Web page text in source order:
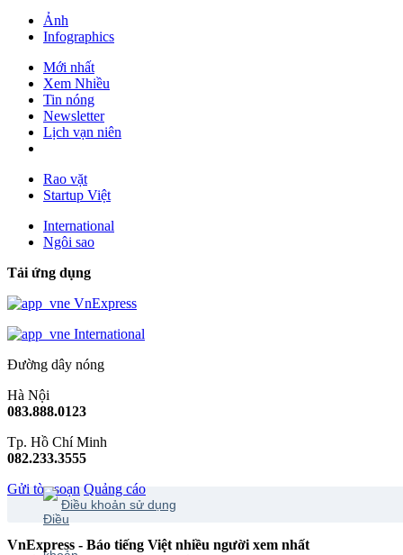
Ảnh
Infographics
Mới nhất
Xem Nhiều
Tin nóng
Newsletter
Lịch vạn niên
Rao vặt
Startup Việt
International
Ngôi sao
Tải ứng dụng
VnExpress
International
Đường dây nóng
Hà Nội
083.888.0123
Tp. Hồ Chí Minh
082.233.3555
Gửi tòa soạn Quảng cáo
Điều khoản sử dụng
VnExpress - Báo tiếng Việt nhiều người xem nhất